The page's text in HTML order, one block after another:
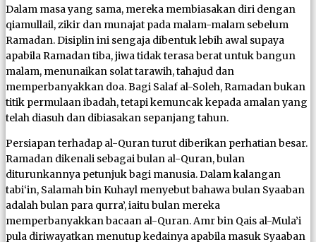
Dalam masa yang sama, mereka membiasakan diri dengan
qiamullail, zikir dan munajat pada malam-malam sebelum
Ramadan. Disiplin ini sengaja dibentuk lebih awal supaya
apabila Ramadan tiba, jiwa tidak terasa berat untuk bangun
malam, menunaikan solat tarawih, tahajud dan
memperbanyakkan doa. Bagi Salaf al-Soleh, Ramadan bukan
titik permulaan ibadah, tetapi kemuncak kepada amalan yang
telah diasuh dan dibiasakan sepanjang tahun.
Persiapan terhadap al-Quran turut diberikan perhatian besar.
Ramadan dikenali sebagai bulan al-Quran, bulan
diturunkannya petunjuk bagi manusia. Dalam kalangan
tabi‘in, Salamah bin Kuhayl menyebut bahawa bulan Syaaban
adalah bulan para qurra’, iaitu bulan mereka
memperbanyakkan bacaan al-Quran. Amr bin Qais al-Mula’i
pula diriwayatkan menutup kedainya apabila masuk Syaaban